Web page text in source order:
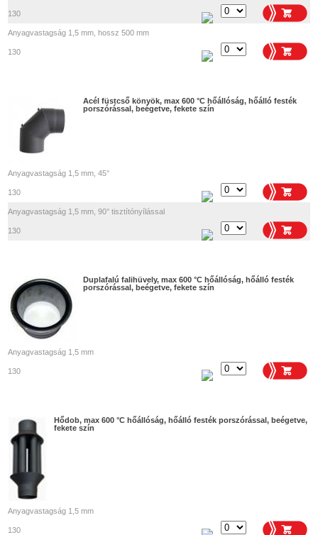
130
Anyagvastagság 1,5 mm, hossz 500 mm
130
Acél füstcső könyök, max 600 °C hőállóság, hőálló festék
porszórással, beégetve, fekete szín
Anyagvastagság 1,5 mm, 45°
130
Anyagvastagság 1,5 mm, 90° tisztítónyílással
130
Duplafalú falihüvely, max 600 °C hőállóság, hőálló festék
porszórással, beégetve, fekete szín
Anyagvastagság 1,5 mm
130
Hődob, max 600 °C hőállóság, hőálló festék porszórással, beégetve,
fekete szín
Anyagvastagság 1,5 mm
130